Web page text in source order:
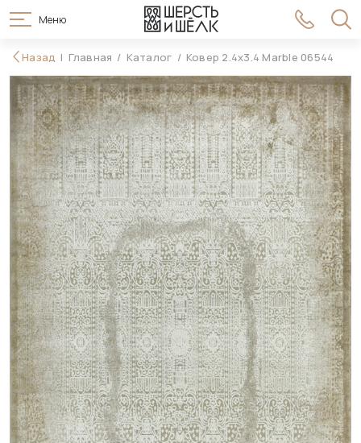
Меню
78 990 ₽ 91 990 ₽ В корзину
Назад Главная Каталог Ковер 2.4x3.4 Marble 06544